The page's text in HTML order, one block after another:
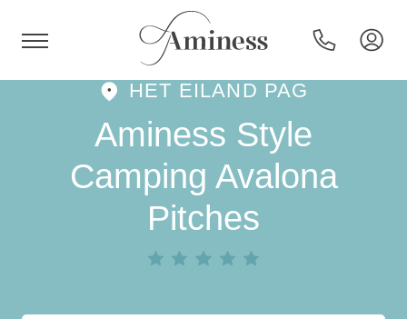
HR
Hotels en resorts
HET EILAND PAG
Aminess Style
Camping Avalona
Pitches